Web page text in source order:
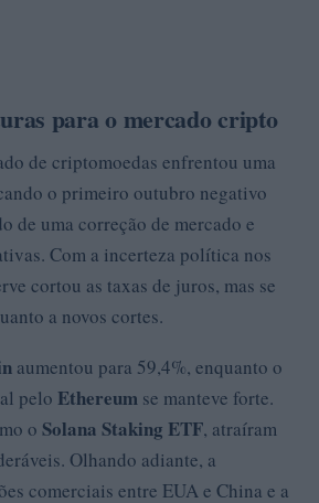
para o mercado cripto
de criptomoedas enfrentou uma
o primeiro outubro negativo
de uma correção de mercado e
Com a incerteza política nos
cortou as taxas de juros, mas se
a novos cortes.
aumentou para 59,4%, enquanto o
pelo Ethereum se manteve forte.
o Solana Staking ETF, atraíram
Olhando adiante, a
comerciais entre EUA e China e a